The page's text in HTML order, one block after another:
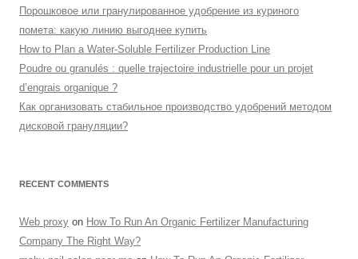
Порошковое или гранулированное удобрение из куриного
помета: какую линию выгоднее купить
How to Plan a Water-Soluble Fertilizer Production Line
Poudre ou granulés : quelle trajectoire industrielle pour un projet
d’engrais organique ?
Как организовать стабильное производство удобрений методом
дисковой грануляции?
RECENT COMMENTS
Web proxy on How To Run An Organic Fertilizer Manufacturing
Company The Right Way?